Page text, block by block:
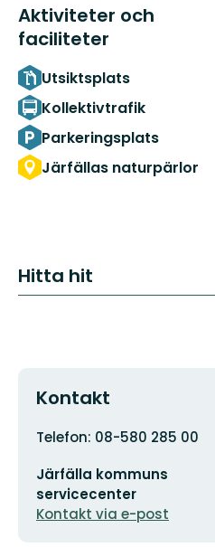
Aktiviteter och
faciliteter
Utsiktsplats
Kollektivtrafik
Parkeringsplats
Järfällas naturpärlor
Hitta hit
Kontakt
Adress
Telefon: 08-580 285 00
postadress
Järfälla kommuns
servicecenter
Kontakt via e-post